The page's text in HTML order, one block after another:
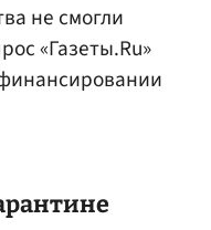
не смогли
«Газеты.Ru»